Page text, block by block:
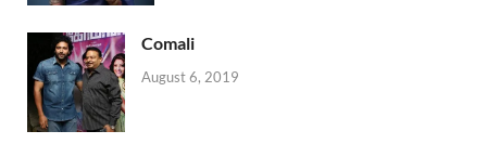
Comali
August 6, 2019